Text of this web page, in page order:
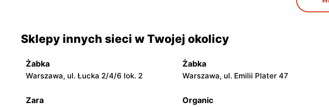
Mińsk Mazowiecki, ul. Konstytucji 3 Maja
Reserved Reserved
Reserved Reserved
Sklepy innych sieci w Twojej okolicy
Żabka
Warszawa, ul. Łucka 2/4/6 lok. 2
Żabka
Warszawa, ul. Emilii Plater 47
Zara Organic